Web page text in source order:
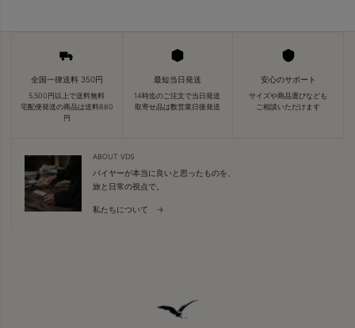
全国一律送料 350円
5,500円以上で送料無料
宅配便発送の商品は送料880
円
最短当日発送
14時迄のご注文で当日発送
取寄せ品は数営業日後発送
安心のサポート
サイズや商品選びなども
ご相談いただけます
ABOUT VDS
バイヤーが本当に良いと思ったものを、
旅と日常の視点で。
私たちについて →